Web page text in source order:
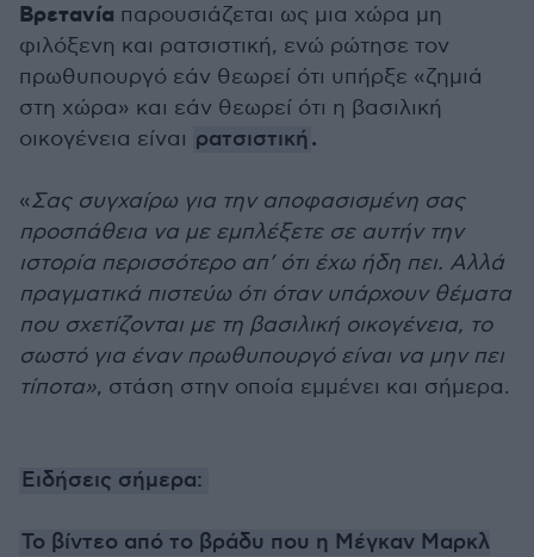
Βρετανία παρουσιάζεται ως μια χώρα μη
φιλόξενη και ρατσιστική, ενώ ρώτησε τον
πρωθυπουργό εάν θεωρεί ότι υπήρξε «ζημιά
στη χώρα» και εάν θεωρεί ότι η βασιλική
οικογένεια είναι ρατσιστική.
«Σας συγχαίρω για την αποφασισμένη σας
προσπάθεια να με εμπλέξετε σε αυτήν την
ιστορία περισσότερο απ’ ότι έχω ήδη πει. Αλλά
πραγματικά πιστεύω ότι όταν υπάρχουν θέματα
που σχετίζονται με τη βασιλική οικογένεια, το
σωστό για έναν πρωθυπουργό είναι να μην πει
τίποτα», στάση στην οποία εμμένει και σήμερα.
Ειδήσεις σήμερα:
Το βίντεο από το βράδυ που η Μέγκαν Μαρκλ